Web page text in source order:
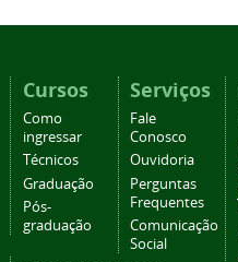
Cursos
Como
ingressar
Técnicos
Graduação
Pós-
graduação
Serviços
Fale
Conosco
Ouvidoria
Perguntas
Frequentes
Comunicação
Social